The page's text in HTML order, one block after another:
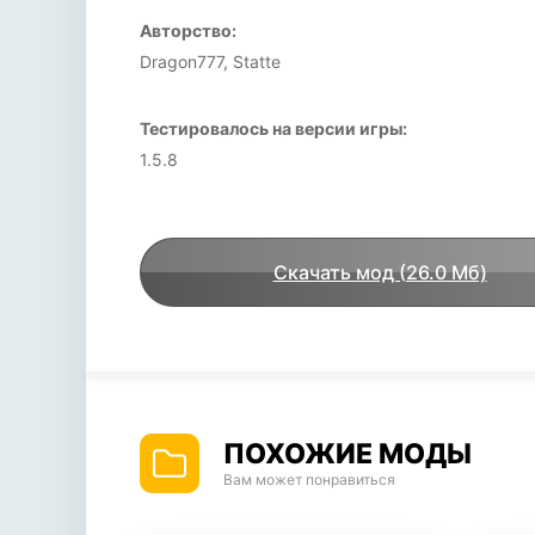
Авторство:
Dragon777, Statte
Тестировалось на версии игры:
1.5.8
Скачать мод (26.0 Мб)
ПОХОЖИЕ МОДЫ
Вам может понравиться